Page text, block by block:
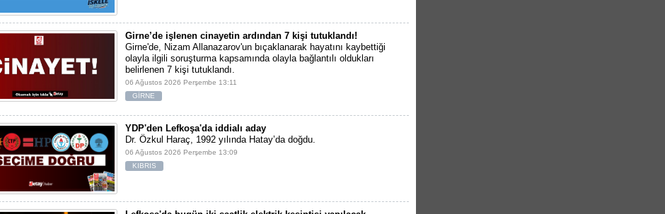
Girne’de işlenen cinayetin ardından 7 kişi tutuklandı!
Girne'de, Nizam Allanazarov'un bıçaklanarak hayatını kaybettiği
olayla ilgili soruşturma kapsamında olayla bağlantılı oldukları
belirlenen 7 kişi tutuklandı.
06 Ağustos 2026 Perşembe 13:11
GİRNE
YDP'den Lefkoşa'da iddialı aday
Dr. Özkul Haraç, 1992 yılında Hatay’da doğdu.
06 Ağustos 2026 Perşembe 13:09
KIBRIS